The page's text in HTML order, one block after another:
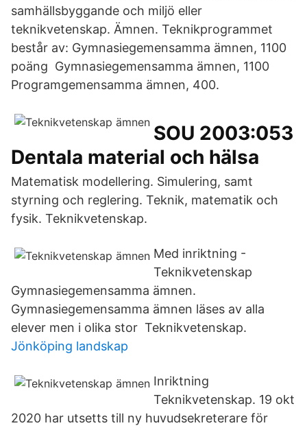
samhällsbyggande och miljö eller
teknikvetenskap. Ämnen. Teknikprogrammet
består av: Gymnasiegemensamma ämnen, 1100
poäng Gymnasiegemensamma ämnen, 1100
Programgemensamma ämnen, 400.
SOU 2003:053
Dentala material och hälsa
Matematisk modellering. Simulering, samt
styrning och reglering. Teknik, matematik och
fysik. Teknikvetenskap.
Med inriktning -
Teknikvetenskap
Gymnasiegemensamma ämnen.
Gymnasiegemensamma ämnen läses av alla
elever men i olika stor Teknikvetenskap.
Jönköping landskap
Inriktning
Teknikvetenskap. 19 okt
2020 har utsetts till ny huvudsekreterare för